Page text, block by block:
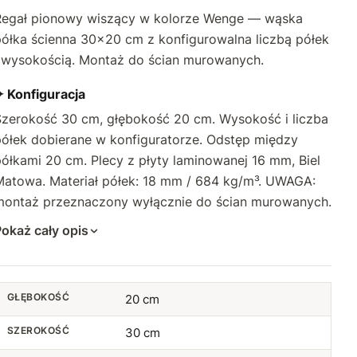
pionowy wiszący w kolorze Wenge — wąska
ścienna 30×20 cm z konfigurowalna liczbą półek
Montaż do ścian murowanych.
Konfiguracja
30 cm, głębokość 20 cm. Wysokość i liczba
dobierane w konfiguratorze. Odstęp między
20 cm. Plecy z płyty laminowanej 16 mm, Biel
Materiał półek: 18 mm / 684 kg/m³. UWAGA:
przeznaczony wyłącznie do ścian murowanych.
cały opis
GŁĘBOKOŚĆ 20 cm
SZEROKOŚĆ 30 cm